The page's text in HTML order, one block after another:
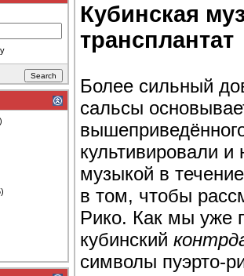
Кубинская
трансплантат
Более сильный
сальсы
культивировали
музыкой в
в том, чтобы
Рико. Как мы уже
кубинский
символы пуэрто-